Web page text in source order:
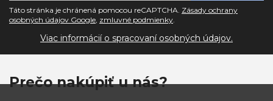
Táto stránka je chránená pomocou reCAPTCHA. Zásady ochrany
osobných údajov Google, zmluvné podmienky.
Viac informácií o spracovaní osobných údajov.
Prečo nakúpiť u nás?